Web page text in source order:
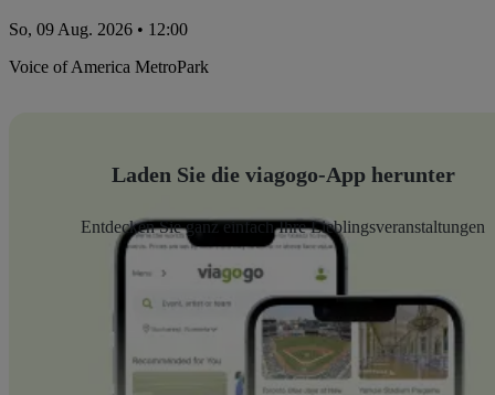
So, 09 Aug. 2026 • 12:00
Voice of America MetroPark
Laden Sie die viagogo-App herunter
Entdecken Sie ganz einfach Ihre Lieblingsveranstaltungen